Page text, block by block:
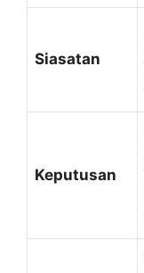
Siasatan
Keputusan